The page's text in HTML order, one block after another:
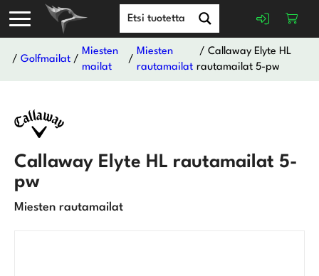
/Golfmailat /
Miesten
mailat
/
Miesten
rautamailat
/ Callaway Elyte HL
rautamailat 5-pw
Callaway Elyte HL rautamailat 5-
pw
Miesten rautamailat